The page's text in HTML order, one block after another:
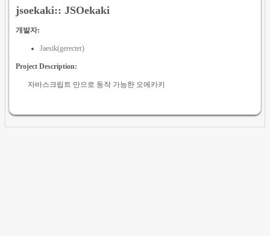
jsoekaki:: JSOekaki
개발자:
Jaesik(gerecter)
Project Description:
자바스크립트 만으로 동작 가능한 오에카키